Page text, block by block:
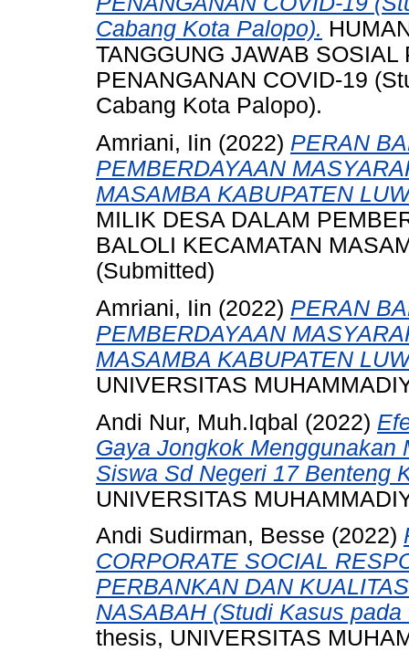
Cabang Kota Palopo).
TANGGUNG JAWAB
PENANGANAN COVID-19
Cabang Kota Palopo).
Amriani, Iin (2022) PERAN
PEMBERDAYAAN
MASAMBA KABUPATEN
MILIK DESA DALAM
BALOLI KECAMATAN
(Submitted)
Amriani, Iin (2022) PERAN
PEMBERDAYAAN
MASAMBA KABUPATEN
UNIVERSITAS
Andi Nur, Muh.Iqbal (2022)
Gaya Jongkok Menggunakan
Siswa Sd Negeri 17 Benteng
UNIVERSITAS
Andi Sudirman, Besse (2022)
CORPORATE SOCIAL
PERBANKAN DAN
NASABAH (Studi Kasus
thesis, UNIVERSITAS